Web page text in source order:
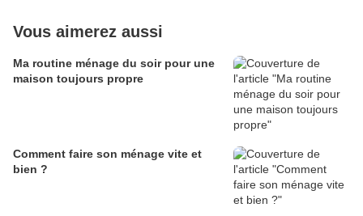
Vous aimerez aussi
Ma routine ménage du soir pour une
maison toujours propre
Comment faire son ménage vite et
bien ?